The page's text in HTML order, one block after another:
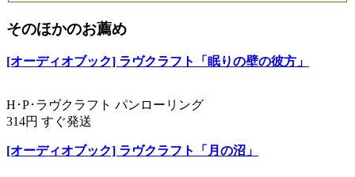
そのほかのお薦め
[オーディオブック] ラヴクラフト「眠りの壁の彼方」
H･P･ラヴクラフト パンローリング
314円 すぐ発送
[オーディオブック] ラヴクラフト「月の沼」